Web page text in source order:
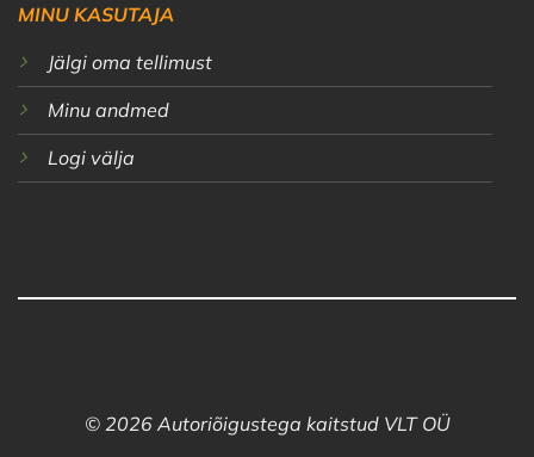
MINU KASUTAJA
Jälgi oma tellimust
Minu andmed
Logi välja
© 2026 Autoriõigustega kaitstud VLT OÜ